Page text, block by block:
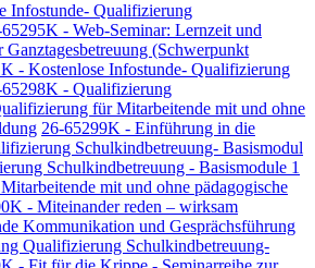
Infostunde- Qualifizierung
- Web-Seminar: Lernzeit und
Ganztagesbetreuung (Schwerpunkt
- Kostenlose Infostunde- Qualifizierung
65298K - Qualifizierung
für Mitarbeitende mit und ohne
26-65299K - Einführung in die
Schulkindbetreuung- Basismodul
Schulkindbetreuung - Basismodule 1
mit und ohne pädagogische
- Miteinander reden – wirksam
Kommunikation und Gesprächsführung
Qualifizierung Schulkindbetreuung-